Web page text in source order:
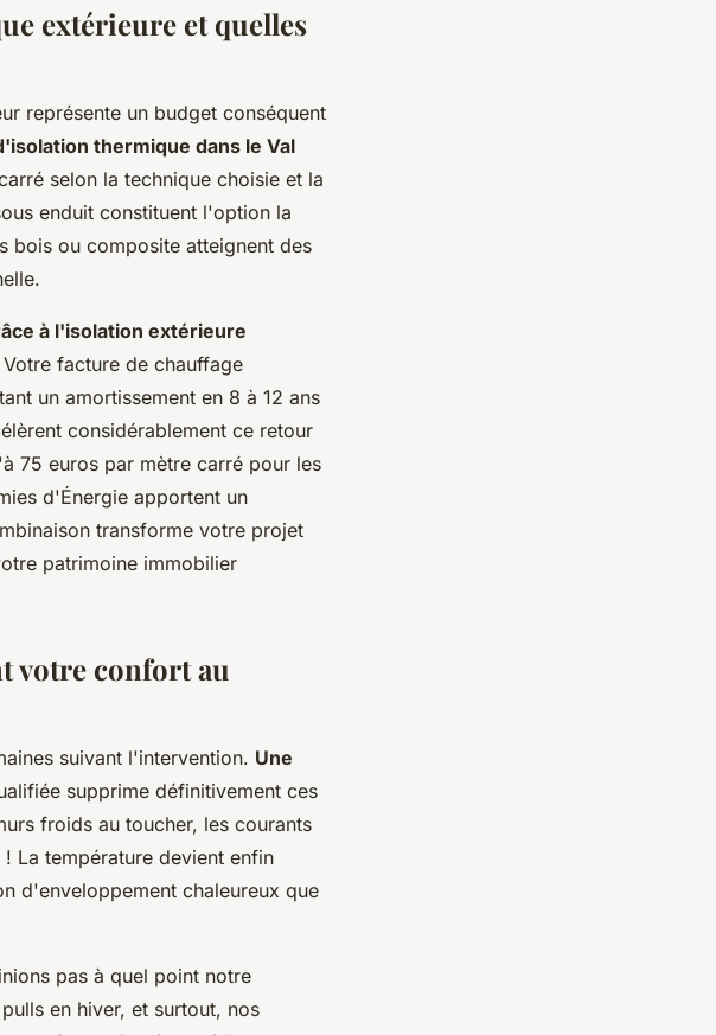
extérieure et quelles
représente un budget conséquent
thermique dans le Val
selon la technique choisie et la
enduit constituent l'option la
bois ou composite atteignent des
à l'isolation extérieure
facture de chauffage
un amortissement en 8 à 12 ans
considérablement ce retour
75 euros par mètre carré pour les
d'Énergie apportent un
transforme votre projet
patrimoine immobilier
votre confort au
suivant l'intervention. Une
supprime définitivement ces
froids au toucher, les courants
La température devient enfin
d'enveloppement chaleureux que
pas à quel point notre
en hiver, et surtout, nos